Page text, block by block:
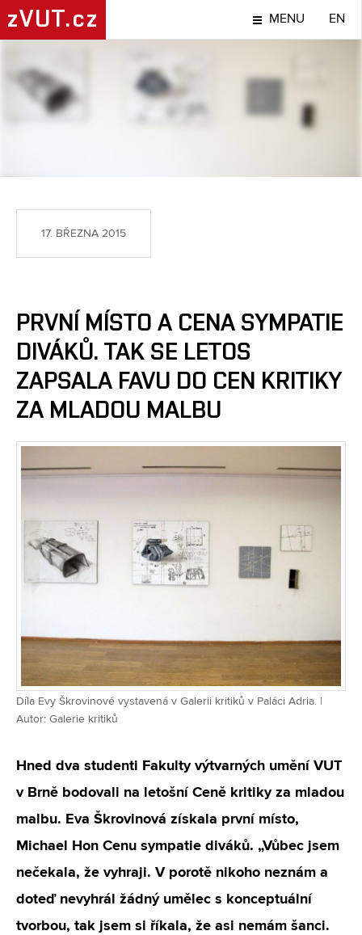
zVUT.cz MENU EN
TÉMA
17. BŘEZNA 2015
PRVNÍ MÍSTO A CENA SYMPATIE
DIVÁKŮ. TAK SE LETOS
ZAPSALA FAVU DO CEN KRITIKY
ZA MLADOU MALBU
Díla Evy Škrovinové vystavená v Galerii kritiků v Paláci Adria. |
Autor: Galerie kritiků
Hned dva studenti Fakulty výtvarných umění VUT
v Brně bodovali na letošní Ceně kritiky za mladou
malbu. Eva Škrovinová získala první místo,
Michael Hon Cenu sympatie diváků. „Vůbec jsem
nečekala, že vyhraji. V porotě nikoho neznám a
doteď nevyhrál žádný umělec s konceptuální
tvorbou, tak jsem si říkala, že asi nemám šanci.